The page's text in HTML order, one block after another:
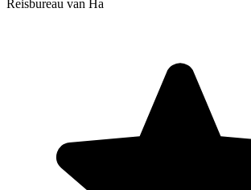
Reisbureau van Ha